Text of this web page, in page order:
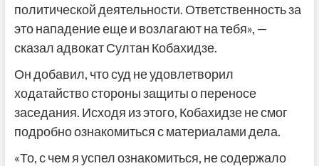
политической деятельности. Ответственность за
это нападение еще и возлагают на тебя», —
сказал адвокат Султан Кобахидзе.
Он добавил, что суд не удовлетворил
ходатайство стороны защиты о переносе
заседания. Исходя из этого, Кобахидзе не смог
подробно ознакомиться с материалами дела.
«То, с чем я успел ознакомиться, не содержало